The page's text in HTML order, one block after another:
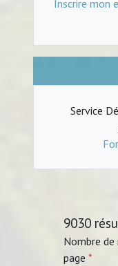
Inscrire mon
Service
9030
Nombre
page *